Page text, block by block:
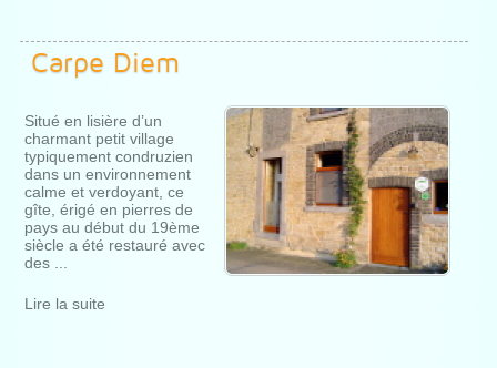
Carpe Diem
Situé en lisière d’un
charmant petit village
typiquement condruzien
dans un environnement
calme et verdoyant, ce
gîte, érigé en pierres de
pays au début du 19ème
siècle a été restauré avec
des ...
Lire la suite